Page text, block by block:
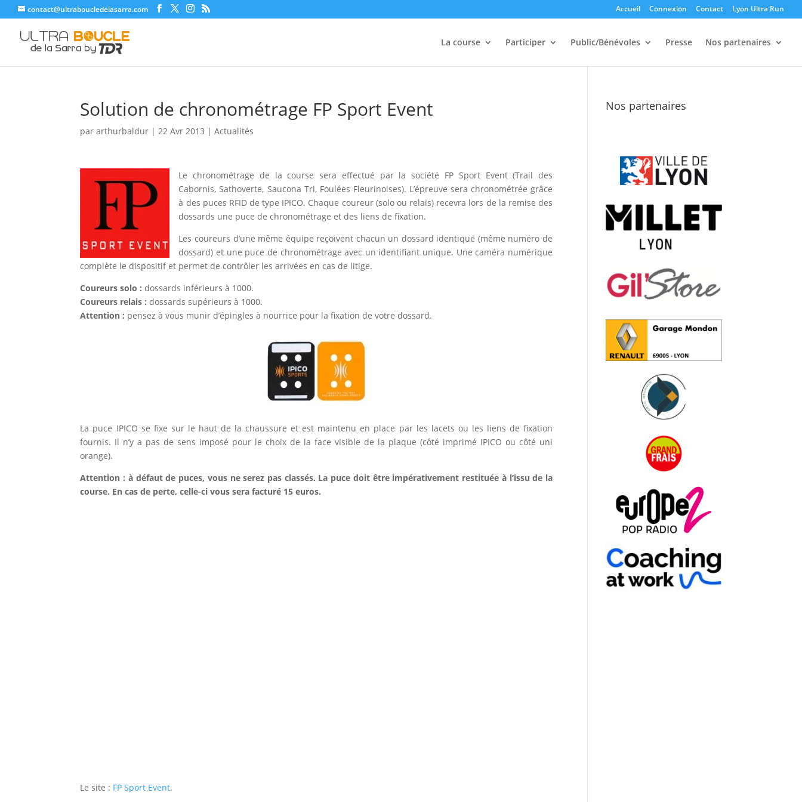
contact@ultraboucledelasarra.com Accueil Connexion Contact Lyon Ultra Run
La course Participer Public/Bénévoles Presse Nos partenaires
Solution de chronométrage FP Sport Event
pararthurbaldur |22 Avr 2013 |Actualités
Le chronométrage de la course sera effectué par la société FP Sport Event (Trail des
Cabornis, Sathoverte, Saucona Tri, Foulées Fleurinoises). L’épreuve sera chronométrée grâce
à des puces RFID de type IPICO. Chaque coureur (solo ou relais) recevra lors de la remise des
dossards une puce de chronométrage et des liens de fixation.
Les coureurs d’une même équipe reçoivent chacun un dossard identique (même numéro de
dossard) et une puce de chronométrage avec un identifiant unique. Une caméra numérique
complète le dispositif et permet de contrôler les arrivées en cas de litige.
Coureurs solo : dossards inférieurs à 1000.
Coureurs relais : dossards supérieurs à 1000.
Attention : pensez à vous munir d’épingles à nourrice pour la fixation de votre dossard.
La puce IPICO se fixe sur le haut de la chaussure et est maintenu en place par les lacets ou les liens de fixation
fournis. Il n’y a pas de sens imposé pour le choix de la face visible de la plaque (côté imprimé IPICO ou côté uni
orange).
Attention : à défaut de puces, vous ne serez pas classés. La puce doit être impérativement restituée à l’issu de la
course. En cas de perte, celle-ci vous sera facturé 15 euros.
Le site : FP Sport Event.
Nos partenaires